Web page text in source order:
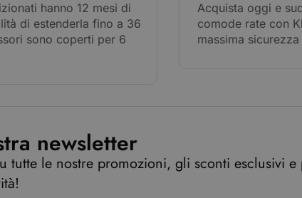
hanno 12 mesi di
di estenderla fino a 36
sono coperti per 6
Acquista oggi e
comode rate con
massima
newsletter
tutte le nostre promozioni, gli sconti esclusivi e